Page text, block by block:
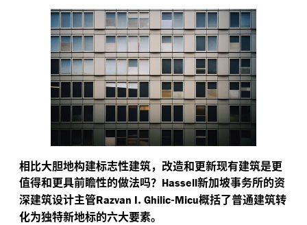
相比大胆地构建标志性建筑，改造和更新现有建筑是更
值得和更具前瞻性的做法吗？ Hassell新加坡事务所的资
深建筑设计主管Razvan I. Ghilic-Micu概括了普通建筑转
化为独特新地标的六大要素。